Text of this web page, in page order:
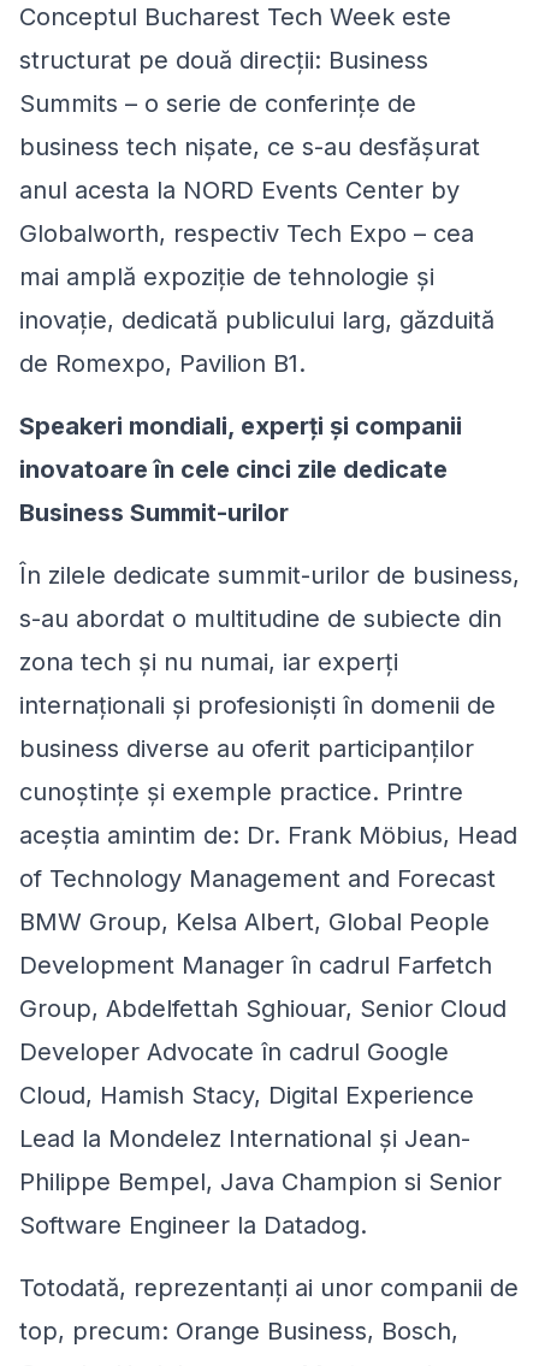
Conceptul Bucharest Tech Week este
structurat pe două direcții: Business
Summits – o serie de conferințe de
business tech nișate, ce s-au desfășurat
anul acesta la NORD Events Center by
Globalworth, respectiv Tech Expo – cea
mai amplă expoziție de tehnologie și
inovație, dedicată publicului larg, găzduită
de Romexpo, Pavilion B1.
Speakeri mondiali, experți și companii
inovatoare în cele cinci zile dedicate
Business Summit-urilor
În zilele dedicate summit-urilor de business,
s-au abordat o multitudine de subiecte din
zona tech și nu numai, iar experți
internaționali și profesioniști în domenii de
business diverse au oferit participanților
cunoștințe și exemple practice. Printre
aceștia amintim de: Dr. Frank Möbius, Head
of Technology Management and Forecast
BMW Group, Kelsa Albert, Global People
Development Manager în cadrul Farfetch
Group, Abdelfettah Sghiouar, Senior Cloud
Developer Advocate în cadrul Google
Cloud, Hamish Stacy, Digital Experience
Lead la Mondelez International și Jean-
Philippe Bempel, Java Champion si Senior
Software Engineer la Datadog.
Totodată, reprezentanți ai unor companii de
top, precum: Orange Business, Bosch,